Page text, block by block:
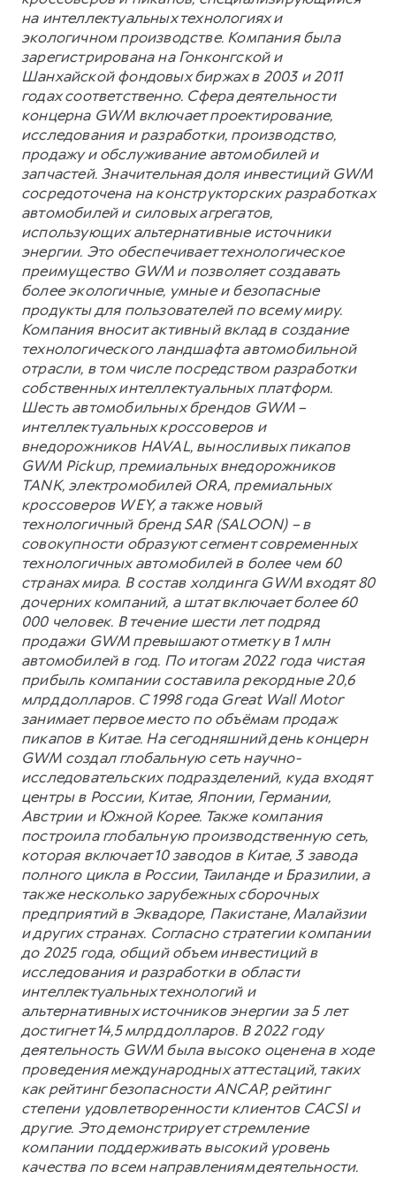
на интеллектуальных технологиях и
экологичном производстве. Компания была
зарегистрирована на Гонконгской и
Шанхайской фондовых биржах в 2003 и 2011
годах соответственно. Сфера деятельности
концерна GWM включает проектирование,
исследования и разработки, производство,
продажу и обслуживание автомобилей и
запчастей. Значительная доля инвестиций GWM
сосредоточена на конструкторских разработках
автомобилей и силовых агрегатов,
использующих альтернативные источники
энергии. Это обеспечивает технологическое
преимущество GWM и позволяет создавать
более экологичные, умные и безопасные
продукты для пользователей по всему миру.
Компания вносит активный вклад в создание
технологического ландшафта автомобильной
отрасли, в том числе посредством разработки
собственных интеллектуальных платформ.
Шесть автомобильных брендов GWM –
интеллектуальных кроссоверов и
внедорожников HAVAL, выносливых пикапов
GWM Pickup, премиальных внедорожников
TANK, электромобилей ORA, премиальных
кроссоверов WEY, а также новый
технологичный бренд SAR (SALOON) – в
совокупности образуют сегмент современных
технологичных автомобилей в более чем 60
странах мира. В состав холдинга GWM входят 80
дочерних компаний, а штат включает более 60
000 человек. В течение шести лет подряд
продажи GWM превышают отметку в 1 млн
автомобилей в год. По итогам 2022 года чистая
прибыль компании составила рекордные 20,6
млрд долларов. С 1998 года Great Wall Motor
занимает первое место по объёмам продаж
пикапов в Китае. На сегодняшний день концерн
GWM создал глобальную сеть научно-
исследовательских подразделений, куда входят
центры в России, Китае, Японии, Германии,
Австрии и Южной Корее. Также компания
построила глобальную производственную сеть,
которая включает 10 заводов в Китае, 3 завода
полного цикла в России, Таиланде и Бразилии, а
также несколько зарубежных сборочных
предприятий в Эквадоре, Пакистане, Малайзии
и других странах. Согласно стратегии компании
до 2025 года, общий объем инвестиций в
исследования и разработки в области
интеллектуальных технологий и
альтернативных источников энергии за 5 лет
достигнет 14,5 млрд долларов. В 2022 году
деятельность GWM была высоко оценена в ходе
проведения международных аттестаций, таких
как рейтинг безопасности ANCAP, рейтинг
степени удовлетворенности клиентов CACSI и
другие. Это демонстрирует стремление
компании поддерживать высокий уровень
качества по всем направлениям деятельности.